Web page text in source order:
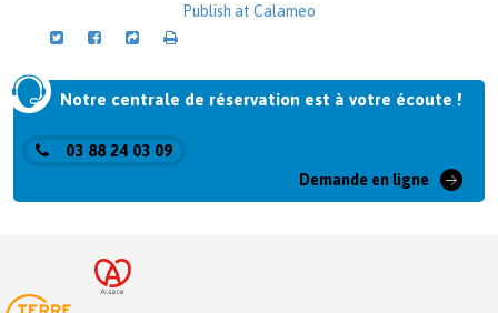
Publish at Calameo
Notre centrale de réservation est à votre écoute !
03 88 24 03 09
Demande en ligne